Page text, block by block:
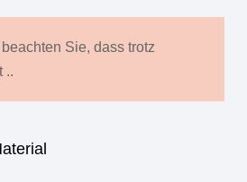
Sie, dass trotz
..